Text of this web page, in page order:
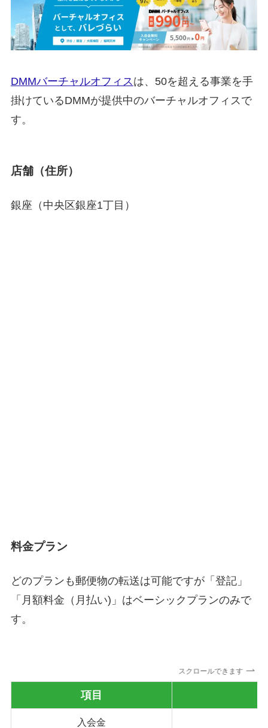
DMMバーチャルオフィスは、50を超える事業を手
掛けているDMMが提供中のバーチャルオフィスで
す。
店舗（住所）
銀座（中央区銀座1丁目）
料金プラン
どのプランも郵便物の転送は可能ですが「登記」
「月額料金（月払い)」はベーシックプランのみで
す。
スクロールできます
項目
入会金